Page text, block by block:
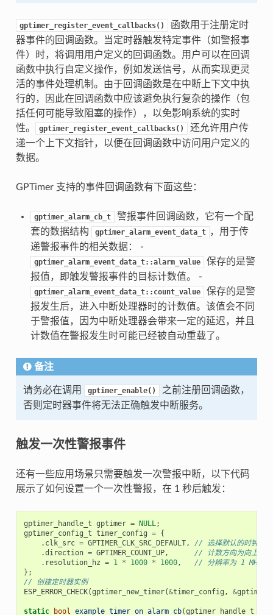
gptimer_register_event_callbacks()
函数用于注册定时
器事件的回调函数。当定时器触发特定事件（如警报事
件）时，将调用用户定义的回调函数。用户可以在回调
函数中执行自定义操作，例如发送信号，从而实现更灵
活的事件处理机制。由于回调函数是在中断上下文中执
行的，因此在回调函数中应该避免执行复杂的操作（包
括任何可能导致阻塞的操作），以免影响系统的实时
性。
gptimer_register_event_callbacks()
还允许用户传
递一个上下文指针，以便在回调函数中访问用户定义的
数据。
GPTimer 支持的事件回调函数有下面这些：
gptimer_alarm_cb_t
警报事件回调函数，它有一个配
套的数据结构
gptimer_alarm_event_data_t ，用于传
递警报事件的相关数据： -
gptimer_alarm_event_data_t::alarm_value
保存的是警
报值，即触发警报事件的目标计数值。 -
gptimer_alarm_event_data_t::count_value
保存的是警
报发生后，进入中断处理器时的计数值。该值会不同
于警报值，因为中断处理器会带来一定的延迟，并且
计数值在警报发生时可能已经被自动重载了。
备注
请务必在调用 gptimer_enable()
之前注册回调函数，
否则定时器事件将无法正确触发中断服务。
触发一次性警报事件
还有一些应用场景只需要触发一次警报中断，以下代码
展示了如何设置一个一次性警报，在 1 秒后触发：
gptimer_handle_t gptimer = NULL;
gptimer_config_t timer_config = {
. clk_src = GPTIMER_CLK_SRC_DEFAULT,
// 选择默认的时钟源
.direction = GPTIMER_COUNT_UP,
// 计数方向为向上计数
. resolution_hz = 1 * 1000 * 1000,
// 分辨率为 1 MHz，
};
// 创建定时器实例
ESP_ERROR_CHECK(gptimer_new_timer(&timer_config , &gptimer
static bool example_timer_on_alarm_cb(gptimer_handle_t